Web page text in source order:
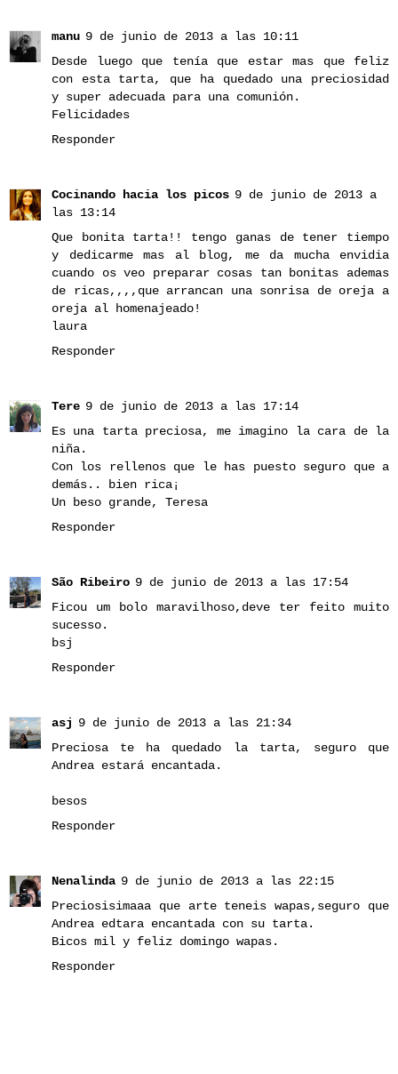
manu 9 de junio de 2013 a las 10:11
Desde luego que tenía que estar mas que feliz
con esta tarta, que ha quedado una preciosidad
y super adecuada para una comunión.
Felicidades
Responder
Cocinando hacia los picos 9 de junio de 2013 a
las 13:14
Que bonita tarta!! tengo ganas de tener tiempo
y dedicarme mas al blog, me da mucha envidia
cuando os veo preparar cosas tan bonitas ademas
de ricas,,,,que arrancan una sonrisa de oreja a
oreja al homenajeado!
laura
Responder
Tere 9 de junio de 2013 a las 17:14
Es una tarta preciosa, me imagino la cara de la
niña.
Con los rellenos que le has puesto seguro que a
demás.. bien rica¡
Un beso grande, Teresa
Responder
São Ribeiro 9 de junio de 2013 a las 17:54
Ficou um bolo maravilhoso,deve ter feito muito
sucesso.
bsj
Responder
asj 9 de junio de 2013 a las 21:34
Preciosa te ha quedado la tarta, seguro que
Andrea estará encantada.
besos
Responder
Nenalinda 9 de junio de 2013 a las 22:15
Preciosisimaaa que arte teneis wapas,seguro que
Andrea edtara encantada con su tarta.
Bicos mil y feliz domingo wapas.
Responder